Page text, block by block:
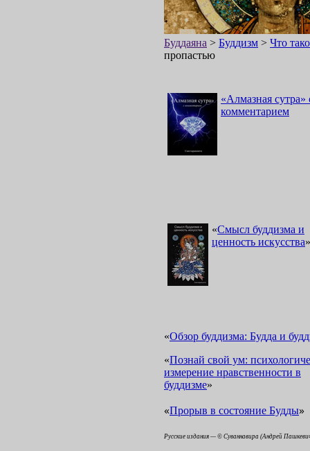
Буддаяна > Буддизм > Что
пропастью
«Алмазная сутра»
комментарием
«Смысл буддизма и
ценность искусства»
«Обзор буддизма: Будда и
«Познай свой ум:
измерение нравственности в
буддизме»
«Прорыв в состояние Будды»
Русские издания — © Суваннавира (Андрей